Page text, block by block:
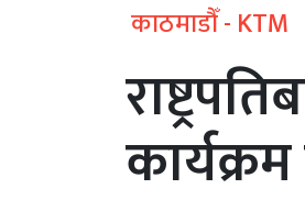
काठमाडौँ - KTM